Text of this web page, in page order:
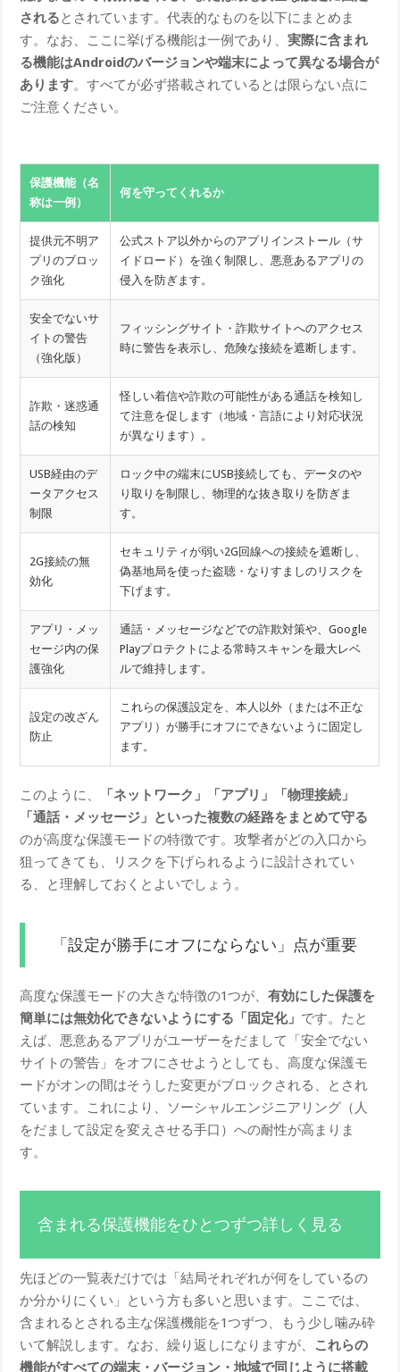
されるとされています。代表的なものを以下にまとめま
す。なお、ここに挙げる機能は一例であり、実際に含まれ
る機能はAndroidのバージョンや端末によって異なる場合が
あります。すべてが必ず搭載されているとは限らない点に
ご注意ください。
保護機能（名
称は一例）
何を守ってくれるか
提供元不明ア
プリのブロッ
ク強化
公式ストア以外からのアプリインストール（サ
イドロード）を強く制限し、悪意あるアプリの
侵入を防ぎます。
安全でないサ
イトの警告
（強化版）
フィッシングサイト・詐欺サイトへのアクセス
時に警告を表示し、危険な接続を遮断します。
詐欺・迷惑通
話の検知
怪しい着信や詐欺の可能性がある通話を検知し
て注意を促します（地域・言語により対応状況
が異なります）。
USB経由のデ
ータアクセス
制限
ロック中の端末にUSB接続しても、データのや
り取りを制限し、物理的な抜き取りを防ぎま
す。
2G接続の無
効化
セキュリティが弱い2G回線への接続を遮断し、
偽基地局を使った盗聴・なりすましのリスクを
下げます。
アプリ・メッ
セージ内の保
護強化
通話・メッセージなどでの詐欺対策や、Google
Playプロテクトによる常時スキャンを最大レベ
ルで維持します。
設定の改ざん
防止
これらの保護設定を、本人以外（または不正な
アプリ）が勝手にオフにできないように固定し
ます。
このように、
「ネットワーク」「アプリ」「物理接続」
「通話・メッセージ」といった複数の経路をまとめて守る
のが高度な保護モードの特徴です。攻撃者がどの入口から
狙ってきても、リスクを下げられるように設計されてい
る、と理解しておくとよいでしょう。
「設定が勝手にオフにならない」点が重要
高度な保護モードの大きな特徴の1つが、有効にした保護を
簡単には無効化できないようにする「固定化」 です。たと
えば、悪意あるアプリがユーザーをだまして「安全でない
サイトの警告」をオフにさせようとしても、高度な保護モ
ードがオンの間はそうした変更がブロックされる、とされ
ています。これにより、ソーシャルエンジニアリング（人
をだまして設定を変えさせる手口）への耐性が高まりま
す。
含まれる保護機能をひとつずつ詳しく見る
先ほどの一覧表だけでは「結局それぞれが何をしているの
か分かりにくい」という方も多いと思います。ここでは、
含まれるとされる主な保護機能を1つずつ、もう少し噛み砕
いて解説します。なお、繰り返しになりますが、 これらの
機能がすべての端末・バージョン・地域で同じように搭載